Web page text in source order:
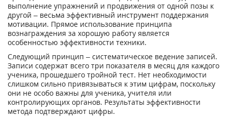
выполнение упражнений и продвижения от одной позы к
другой – весьма эффективный инструмент поддержания
мотивации. Прямое использование принципа
вознаграждения за хорошую работу является
особенностью эффективности техники.
Следующий принцип – систематическое ведение записей.
Записи содержат всего три показателя в месяц для каждого
ученика, прошедшего тройной тест. Нет необходимости
слишком сильно привязываться к этим цифрам, поскольку
они не особо важны для ученика, учителя или
контролирующих органов. Результаты эффективности
метода подтверждают цифры.